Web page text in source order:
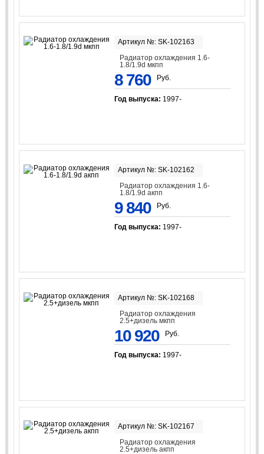
Артикул №: SK-102163
Радиатор охлаждения 1.6-
1.8/1.9d мкпп
8 760 Руб.
Год выпуска: 1997-
Артикул №: SK-102162
Радиатор охлаждения 1.6-
1.8/1.9d акпп
9 840 Руб.
Год выпуска: 1997-
Артикул №: SK-102168
Радиатор охлаждения
2.5+дизель мкпп
10 920 Руб.
Год выпуска: 1997-
Артикул №: SK-102167
Радиатор охлаждения
2.5+дизель акпп